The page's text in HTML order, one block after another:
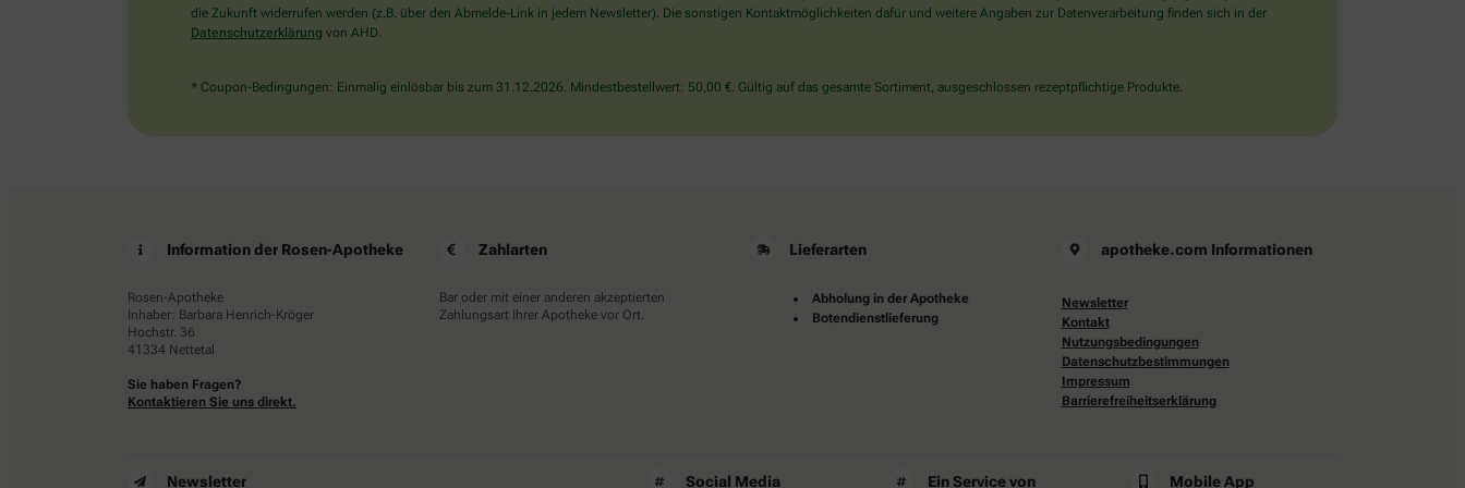
wählen
Auto.
die Zukunft widerrufen werden (z.B. über den Abmelde-Link in jedem Newsletter). Die sonstigen Kontaktmöglichkeiten dafür und weitere Angaben zur Datenverarbeitung finden sich in der
Datenschutzerklärung von AHD.
* Coupon-Bedingungen: Einmalig einlösbar bis zum 31.12.2026. Mindestbestellwert: 50,00 €. Gültig auf das gesamte Sortiment, ausgeschlossen rezeptpflichtige Produkte.
Information der Rosen-Apotheke
Rosen-Apotheke
Inhaber: Barbara Henrich-Kröger
Hochstr. 36
41334 Nettetal
Sie haben Fragen?
Kontaktieren Sie uns direkt.
Zahlarten
Bar oder mit einer anderen akzeptierten
Zahlungsart Ihrer Apotheke vor Ort.
Lieferarten
Abholung in der Apotheke
Botendienstlieferung
apotheke.com Informationen
Newsletter
Kontakt
Nutzungsbedingungen
Datenschutzbestimmungen
Impressum
Barrierefreiheitserklärung
Newsletter Social Media Ein Service von Mobile App